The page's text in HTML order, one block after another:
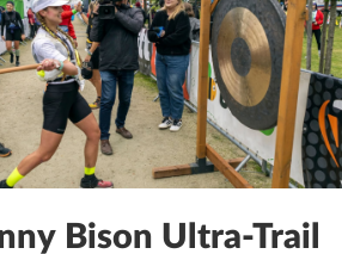
Bison Ultra-Trail